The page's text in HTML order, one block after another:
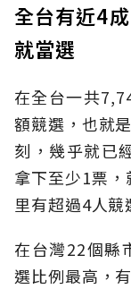
全台有近4
就當選
在全台一共
額競選，也就
刻，幾乎就已
拿下至少1票
里有超過4人競
在台灣22個縣
選比例最高，